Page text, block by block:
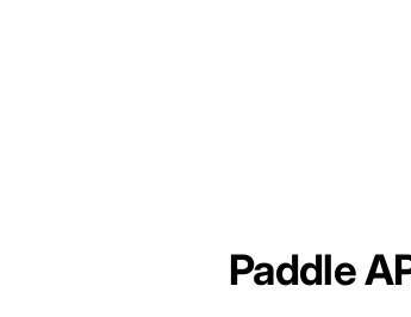
Paddle